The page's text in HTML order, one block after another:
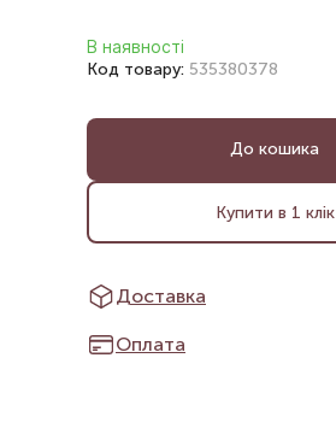
В наявності
Код товару: 535380378
До кошика
Купити в 1 клік
Доставка
Оплата